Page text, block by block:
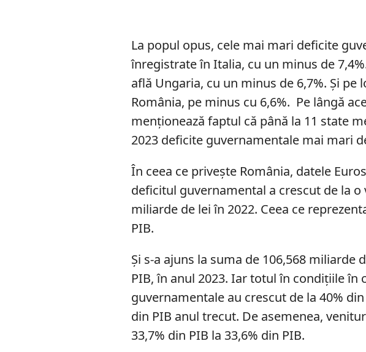
La popul opus, cele mai mari deficite
înregistrate în Italia, cu un minus de
află Ungaria, cu un minus de 6,7%. Și pe
România, pe minus cu 6,6%. Pe lângă
menționează faptul că până la 11 state
2023 deficite guvernamentale mai mari
În ceea ce privește România, datele
deficitul guvernamental a crescut de la o
miliarde de lei în 2022. Ceea ce
PIB.
Și s-a ajuns la suma de 106,568 miliarde
PIB, în anul 2023. Iar totul în condițiile în
guvernamentale au crescut de la 40% din
din PIB anul trecut. De asemenea,
33,7% din PIB la 33,6% din PIB.